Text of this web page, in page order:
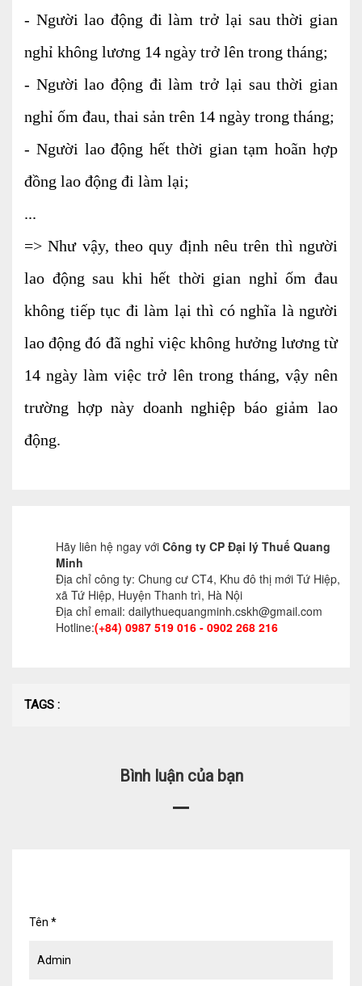
Khóa học thuế
Khóa học kế toán
Dịch vụ thẩm định giá
Thi công, lắp đặt nhôm kính
TIN TỨC VĂN BẢN PHÁP LUẬT
TUYỂN DỤNG LIÊN HỆ
- Người lao động đi làm trở lại sau thời gian
nghỉ không lương 14 ngày trở lên trong tháng;
- Người lao động đi làm trở lại sau thời gian
nghỉ ốm đau, thai sản trên 14 ngày trong tháng;
- Người lao động hết thời gian tạm hoãn hợp
đồng lao động đi làm lại;
...
=> Như vậy, theo quy định nêu trên thì người
lao động sau khi hết thời gian nghỉ ốm đau
không tiếp tục đi làm lại thì có nghĩa là người
lao động đó đã nghỉ việc không hưởng lương từ
14 ngày làm việc trở lên trong tháng, vậy nên
trường hợp này doanh nghiệp báo giảm lao
động.
Hãy liên hệ ngay với Công ty CP Đại lý Thuế Quang
Minh
Địa chỉ công ty: Chung cư CT4, Khu đô thị mới Tứ Hiệp,
xã Tứ Hiệp, Huyện Thanh trì, Hà Nội
Địa chỉ email: dailythuequangminh.cskh@gmail.com
Hotline:(+84) 0987 519 016 - 0902 268 216
TAGS :
Bình luận của bạn
Tên *